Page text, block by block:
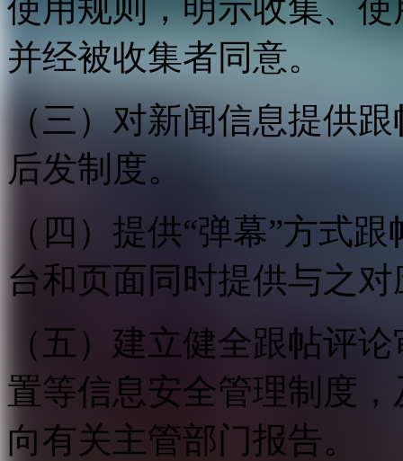
使用规则，明示收集、
并经被收集者同意。
（三）对新闻信息提供
后发制度。
（四）提供“弹幕”方式
台和页面同时提供与之
（五）建立健全跟帖评
置等信息安全管理制度
向有关主管部门报告。